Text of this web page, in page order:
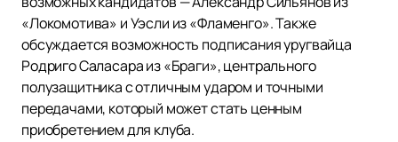
«Локомотива» и Уэсли из «Фламенго». Также
обсуждается возможность подписания уругвайца
Родриго Саласара из «Браги», центрального
полузащитника с отличным ударом и точными
передачами, который может стать ценным
приобретением для клуба.